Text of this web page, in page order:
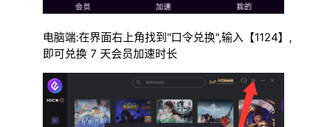
电脑端:在界面右上角找到"口令兑换",输入【1124】,
即可兑换 7 天会员加速时长